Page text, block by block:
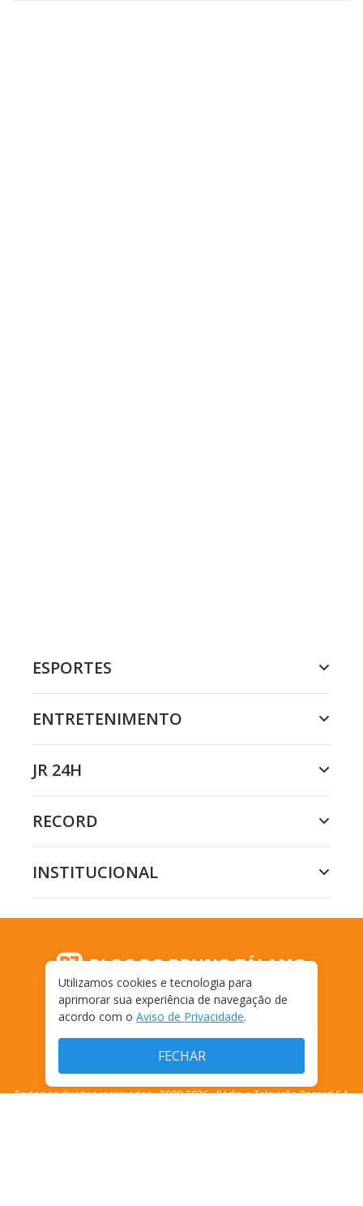
ESPORTES
ENTRETENIMENTO
JR 24H
RECORD
INSTITUCIONAL
BLOG DO BRUNO TÁLAMO
Todos os direitos reservados - 2009-2026- Rádio e Televisão Record S.A
Utilizamos cookies e tecnologia para
aprimorar sua experiência de navegação de
acordo com o Aviso de Privacidade.
FECHAR